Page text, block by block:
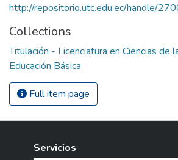
http://repositorio.utc.edu.ec/handle/
Collections
Titulación - Licenciatura en Ciencias de
Educación Básica
Full item page
Servicios